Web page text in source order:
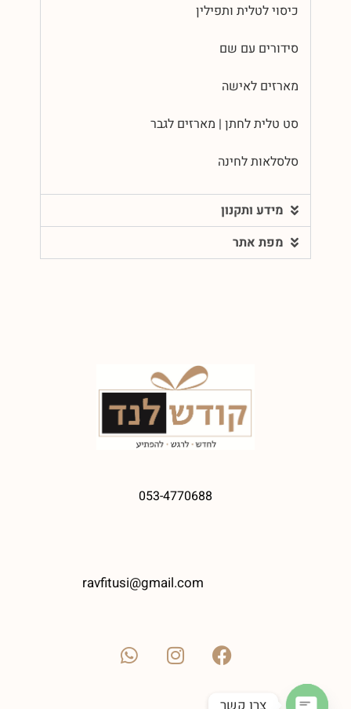
כיסוי לטלית ותפילין
סידורים עם שם
מארזים לאישה
סט טלית לחתן | מארזים לגבר
סלסלאות לחינה
מידע ותקנון
מפת אתר
053-4770688
צרו קשר